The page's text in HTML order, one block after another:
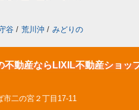
谷 / 荒川沖 / みどりの
不動産ならLIXIL不動産ショッ
市二の宮２丁目17-11